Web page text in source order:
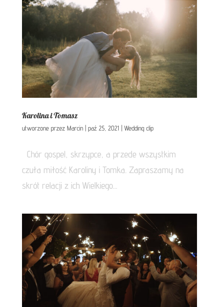
Karolina i Tomasz
utworzone przez Marcin| paź 25, 2021 Wedding clip
Chór gospel, skrzypce, a przede wszystkim
czuła miłość Karoliny i Tomka. Zapraszamy na
skrót relacji z ich Wielkiego...